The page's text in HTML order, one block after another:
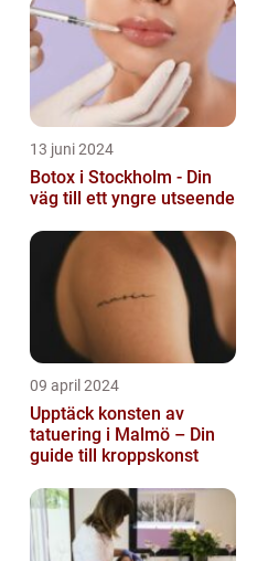
13 juni 2024
Botox i Stockholm - Din
väg till ett yngre utseende
09 april 2024
Upptäck konsten av
tatuering i Malmö – Din
guide till kroppskonst